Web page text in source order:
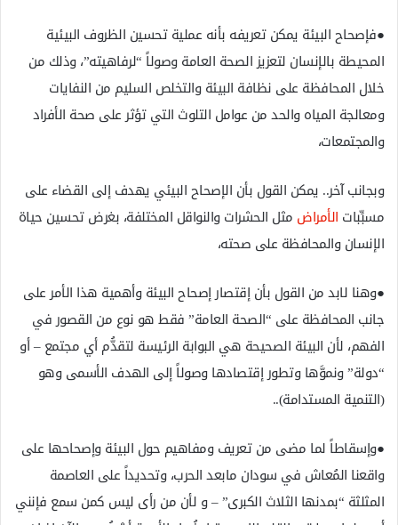
●فإصحاح البيئة يمكن تعريفه بأنه عملية تحسين الظروف البيئية
المحيطة بالإنسان لتعزيز الصحة العامة وصولاً “لرفاهيته”، وذلك من
خلال المحافظة على نظافة البيئة والتخلص السليم من النفايات
ومعالجة المياه والحد من عوامل التلوث التي تؤثر على صحة الأفراد
والمجتمعات،
وبجانب آخر.. يمكن القول بأن الإصحاح البيئي يهدف إلى القضاء على
مسبِّبات الأمراض مثل الحشرات والنواقل المختلفة، بغرض تحسين حياة
الإنسان والمحافظة على صحته،
●وهنا لابد من القول بأن إقتصار إصحاح البيئة وأهمية هذا الأمر على
جانب المحافظة على “الصحة العامة” فقط هو نوع من القصور في
الفهم، لأن البيئة الصحيحة هي البوابة الرئيسة لتقدُّم أي مجتمع – أو
“دولة” ونموَّها وتطور إقتصادها وصولاً إلى الهدف الأسمى وهو
(التنمية المستدامة)..
●وإسقاطاً لما مضى من تعريف ومفاهيم حول البيئة وإصحاحها على
واقعنا المُعاش في سودان مابعد الحرب، وتحديداً على العاصمة
المثلثة “بمدنها الثلاث الكبرى” – و لأن من رأى ليس كمن سمع فإنني